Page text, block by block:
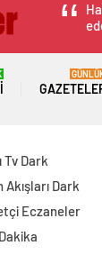
Tv Dark
Akışları Dark
Eczaneler